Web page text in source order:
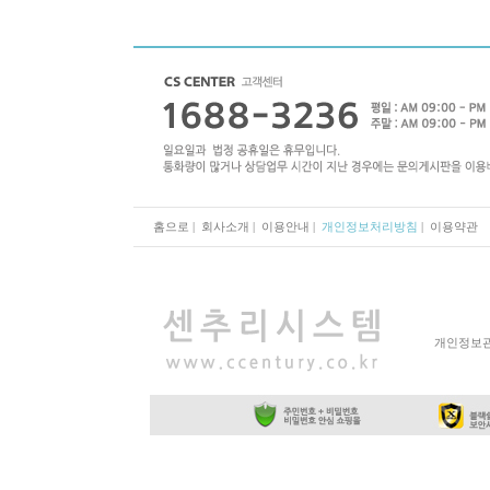
홈으로 | 회사소개 | 이용안내 | 개인정보처리방침 | 이용약관
개인정보